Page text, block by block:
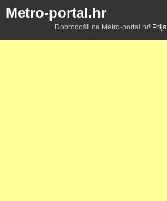
Metro-portal.hr
Dobrodošli na Metro-portal.hr!